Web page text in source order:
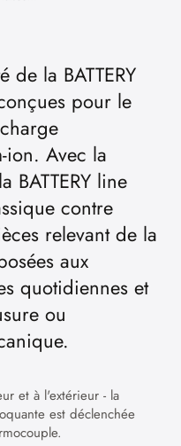
de la BATTERY
pour le
ion. Avec la
BATTERY line
contre
relevant de la
aux
quotidiennes et
ou
et à l'extérieur - la
est déclenchée